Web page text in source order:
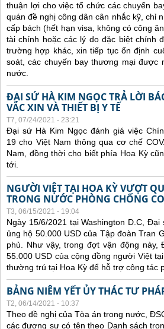
thuận lợi cho việc tổ chức các chuyến
quán đề nghị công dân cân nhắc kỹ, chỉ
cấp bách (hết hạn visa, không có công
tài chính hoặc các lý do đặc biệt chính
trường hợp khác, xin tiếp tục ổn định
soát, các chuyến bay thương mại
nước.
ĐẠI SỨ HÀ KIM NGỌC TRẢ LỜI
VẮC XIN VÀ THIẾT BỊ Y TẾ
T7, 07/24/2021 - 23:21
Đại sứ Hà Kim Ngọc đánh giá việc
19 cho Việt Nam thông qua cơ chế
Nam, đồng thời cho biết phía Hoa Kỳ
tới.
NGƯỜI VIỆT TẠI HOA KỲ VƯỢT
TRONG NƯỚC PHÒNG CHỐNG
T3, 06/15/2021 - 19:04
Ngày 15/6/2021 tại Washington D.C,
ủng hộ 50.000 USD của Tập đoàn Tran
phủ. Như vậy, trong đợt vận động
55.000 USD của cộng đồng người Việt
thường trú tại Hoa Kỳ để hỗ trợ công
BẢNG NIÊM YẾT ỦY THÁC TƯ
T2, 06/14/2021 - 10:37
Theo đề nghị của Tòa án trong nước,
các đương sự có tên theo Danh sách